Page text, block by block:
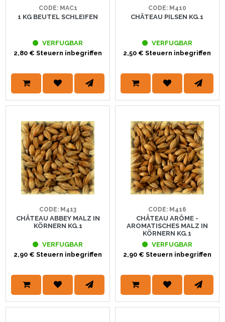
CODE: MAC1
1 KG BEUTEL SCHLEIFEN
VERFUGBAR
2,80 € Steuern inbegriffen
CODE: M410
CHÂTEAU PILSEN KG.1
VERFUGBAR
2,50 € Steuern inbegriffen
CODE: M413
CHÂTEAU ABBEY MALZ IN
KÖRNERN KG.1
VERFUGBAR
2,90 € Steuern inbegriffen
CODE: M416
CHÂTEAU ARÔME -
AROMATISCHES MALZ IN
KÖRNERN KG.1
VERFUGBAR
2,90 € Steuern inbegriffen